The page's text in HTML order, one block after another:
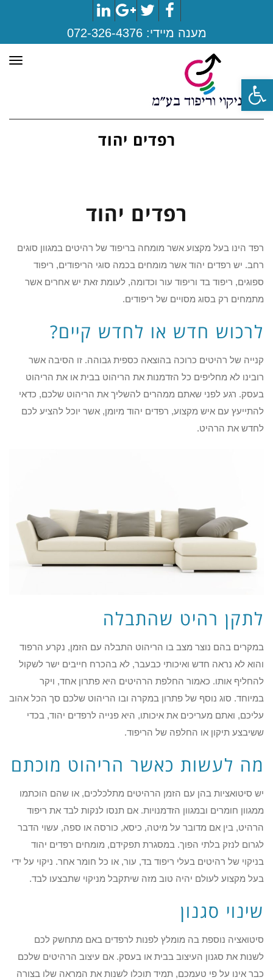
פתח סרגל נגישות
Facebook
Twitter
Google+
LinkedIn
מענה מיידי:072-326-4376
רפדים יהוד
רפדים יהוד
רפד הינו בעל מקצוע אשר מומחה בריפוד של רהיטים במגוון סוגים
רחב. יש רפדים יהוד אשר מומחים בכמה סוגי הריפודים, ריפוד
ספוגים, ריפוד בד וריפוד עור וכדומה, לעומת זאת יש אחרים אשר
מתמחים רק בסוג מסויים של ריפודים.
לרכוש חדש או לחדש קיים?
קנייה של רהיטים כרוכה בהוצאה כספית גבוהה. זו הסיבה אשר
רובינו לא מחליפים כל הזדמנות את הריהוט בבית או את הריהוט
בעסק. רגע לפני שאתם ממהרים להשליך את הריהוט שלכם, כדאי
להתייעץ עם איש מקצוע, רפדים יהוד מיומן, אשר יוכל להציע לכם
לחדש את הרהיט.
לתקן רהיט שהתבלה
במקרים בהם נוצר מצב בו הריהוט התבלה עם הזמן, נקרע הרפוד
והוא לא נראה חדש ואיכותי כבעבר, לא בהכרח חייבים ישר לשקול
להחליף אותו. כאמור החלפת הרהיטים היא פתרון אחד, ויקר
במיוחד. סוג נוסף של פתרון במקרה ובו הריהוט שלכם סך הכל אהוב
עליכם, ואתם מעריכים את איכותו, היא פנייה לרפדים יהוד, בכדי
ששיבצע תיקון או החלפה של הריפוד.
מה לעשות כאשר הריהוט מוכתם
יש סיטואציות בהן עם הזמן הרהיטים מתלכלכים, או שהם הוכתמו
ממגוון חומרים ובמגוון הזדמנויות. אם תנסו לנקות לבד את ריפוד
הרהיט, בין אם מדובר על מיטה, כיסא, כורסה או ספה, עשוי הדבר
לגרום לנזק בלתי הפוך. במסגרת תפקידם, מומחים רפדים יהוד
בניקוי של רהיטים בעלי ריפוד בד, עור, או כל חומר אחר. ניקוי על ידי
בעל מקצוע לעולם יהיה טוב מזה שיתקבל מניקוי שתבצעו לבד.
שינוי סגנון
סיטואציה נוספת בה מומלץ לפנות לרפדים באם מתחשק לכם
לשנות את סגנון העיצוב בבית או בעסק. אם עיצוב הרהיטים שלכם
כבר אינו על פי טעמכם, תמיד תוכלו לשנות את המראה שלו בצורה